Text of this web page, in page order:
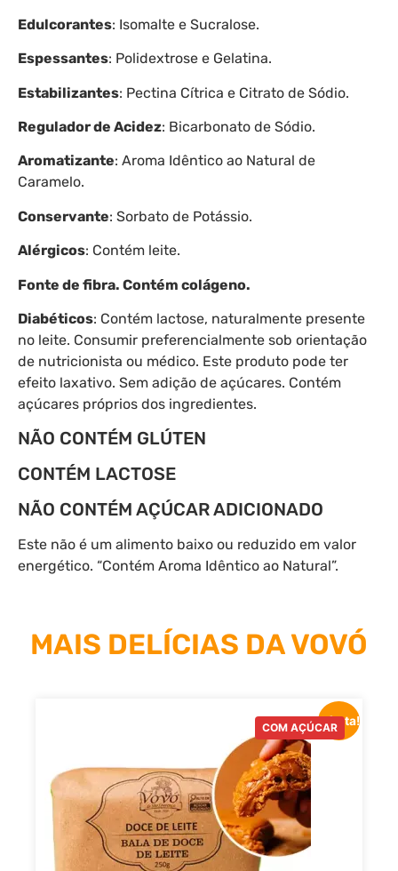
Edulcorantes: Isomalte e Sucralose.
Espessantes: Polidextrose e Gelatina.
Estabilizantes: Pectina Cítrica e Citrato de Sódio.
Regulador de Acidez: Bicarbonato de Sódio.
Aromatizante: Aroma Idêntico ao Natural de
Caramelo.
Conservante: Sorbato de Potássio.
Alérgicos: Contém leite.
Fonte de fibra. Contém colágeno.
Diabéticos: Contém lactose, naturalmente presente
no leite. Consumir preferencialmente sob orientação
de nutricionista ou médico. Este produto pode ter
efeito laxativo. Sem adição de açúcares. Contém
açúcares próprios dos ingredientes.
NÃO CONTÉM GLÚTEN
CONTÉM LACTOSE
NÃO CONTÉM AÇÚCAR ADICIONADO
Este não é um alimento baixo ou reduzido em valor
energético. “Contém Aroma Idêntico ao Natural”.
MAIS DELÍCIAS DA VOVÓ
COM AÇÚCAROferta!